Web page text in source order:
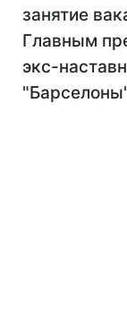
занятие
Главным
экс-